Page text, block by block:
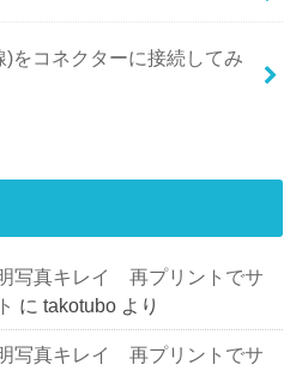
をコネクターに接続してみ
写真キレイ 再プリントでサ
にtakotubo より
写真キレイ 再プリントでサ